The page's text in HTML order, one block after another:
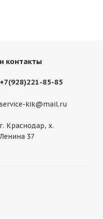
контакты
+7(928)221-85-85
service-kik@mail.ru
г. Краснодар, х.
Ленина 37